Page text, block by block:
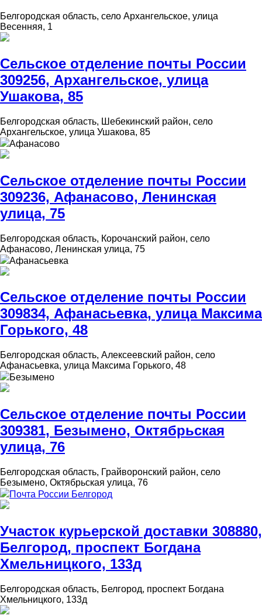
Белгородская область, село Архангельское, улица
Весенняя, 1
Сельское отделение почты России
309256, Архангельское, улица
Ушакова, 85
Белгородская область, Шебекинский район, село
Архангельское, улица Ушакова, 85
Афанасово
Сельское отделение почты России
309236, Афанасово, Ленинская
улица, 75
Белгородская область, Корочанский район, село
Афанасово, Ленинская улица, 75
Афанасьевка
Сельское отделение почты России
309834, Афанасьевка, улица Максима
Горького, 48
Белгородская область, Алексеевский район, село
Афанасьевка, улица Максима Горького, 48
Безымено
Сельское отделение почты России
309381, Безымено, Октябрьская
улица, 76
Белгородская область, Грайворонский район, село
Безымено, Октябрьская улица, 76
Почта России Белгород
Участок курьерской доставки 308880,
Белгород, проспект Богдана
Хмельницкого, 133д
Белгородская область, Белгород, проспект Богдана
Хмельницкого, 133д